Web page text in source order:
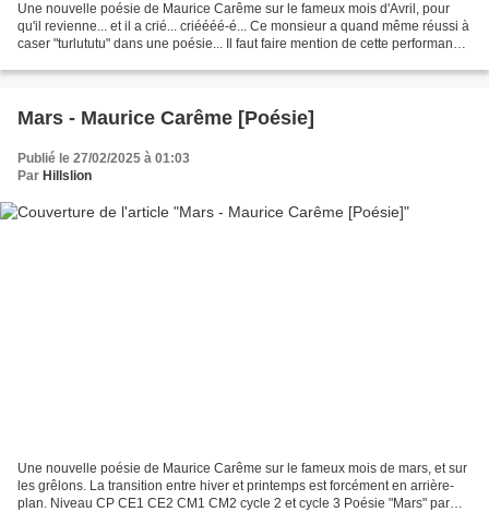
Une nouvelle poésie de Maurice Carême sur le fameux mois d'Avril, pour
qu'il revienne... et il a crié... criéééé-é... Ce monsieur a quand même réussi à
caser "turlututu" dans une poésie... Il faut faire mention de cette performance
Mars - Maurice Carême [Poésie]
Publié le 27/02/2025 à 01:03
Par Hillslion
Une nouvelle poésie de Maurice Carême sur le fameux mois de mars, et sur
les grêlons. La transition entre hiver et printemps est forcément en arrière-
plan. Niveau CP CE1 CE2 CM1 CM2 cycle 2 et cycle 3 Poésie "Mars" par